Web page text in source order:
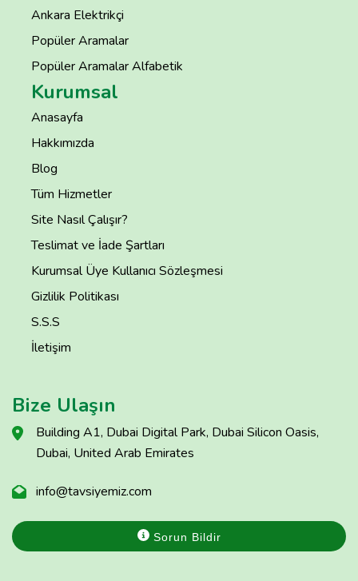
Ankara Elektrikçi
Popüler Aramalar
Popüler Aramalar Alfabetik
Kurumsal
Anasayfa
Hakkımızda
Blog
Tüm Hizmetler
Site Nasıl Çalışır?
Teslimat ve İade Şartları
Kurumsal Üye Kullanıcı Sözleşmesi
Gizlilik Politikası
S.S.S
İletişim
Bize Ulaşın
Building A1, Dubai Digital Park, Dubai Silicon Oasis,
Dubai, United Arab Emirates
info@tavsiyemiz.com
Sorun Bildir